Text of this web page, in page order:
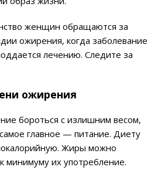
женщин обращаются за
ожирения, когда заболевание
лечению. Следите за
ожирения
бороться с излишним весом,
главное — питание. Диету
Жиры можно
минимуму их употребление.